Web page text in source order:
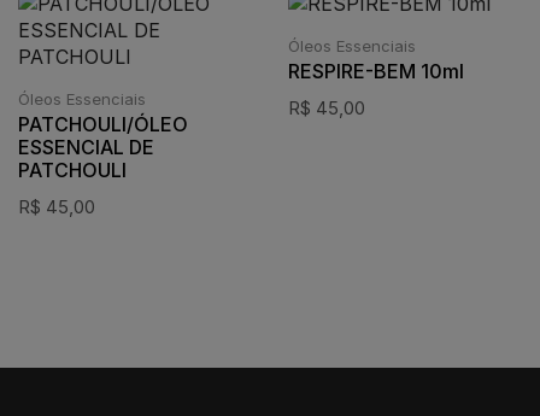
Óleos Essenciais
PATCHOULI/ÓLEO
ESSENCIAL DE
PATCHOULI
R$ 45,00
Óleos Essenciais
RESPIRE-BEM 10ml
R$ 45,00